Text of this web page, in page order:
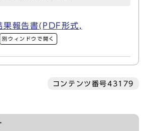
果報告書(PDF形式,
別ウィンドウで開く
コンテンツ番号43179